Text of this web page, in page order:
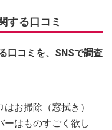
する口コミ
口コミを、SNSで調査
お掃除（窓拭き）
ーはものすごく欲し